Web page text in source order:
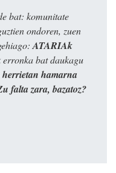
bat: komunitate
ondoren, zuen
ATARIAk
bat daukagu
herrietan hamarna
falta zara, bazatoz?